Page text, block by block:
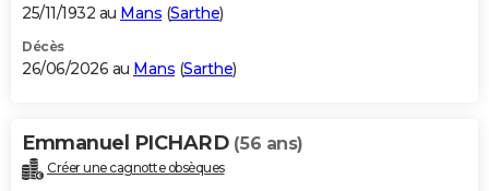
25/11/1932 au Mans (Sarthe)
Décès
26/06/2026 au Mans (Sarthe)
Emmanuel PICHARD (56 ans)
Créer une cagnotte obsèques